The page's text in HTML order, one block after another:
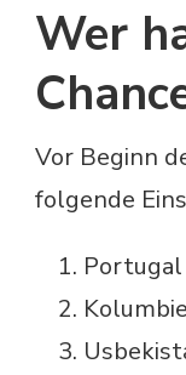
Wer
Vor Beginn
folgende
Portugal